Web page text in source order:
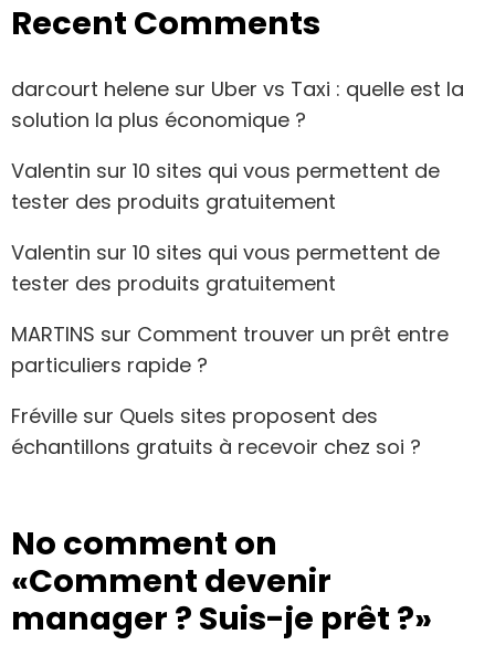
Recent Comments
darcourt helene sur Uber vs Taxi : quelle est la
solution la plus économique ?
Valentin sur 10 sites qui vous permettent de
tester des produits gratuitement
Valentin sur 10 sites qui vous permettent de
tester des produits gratuitement
MARTINS sur Comment trouver un prêt entre
particuliers rapide ?
Fréville sur Quels sites proposent des
échantillons gratuits à recevoir chez soi ?
No comment on
«Comment devenir
manager ? Suis-je prêt ?»